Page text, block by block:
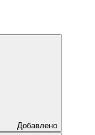
Добавлено